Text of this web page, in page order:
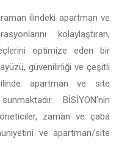
ilindeki apartman ve
kolaylaştıran,
optimize eden bir
güvenilirliği ve çeşitli
ilinde apartman ve site
BİSİYON'nin
zaman ve çaba
ve apartman/site